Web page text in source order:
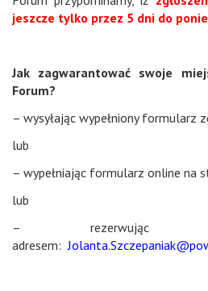
jeszcze tylko przez 5 dni do
Jak zagwarantować swoje
Forum?
– wysyłając wypełniony formularz
lub
– wypełniając formularz online na
lub
– rezerwując
adresem: